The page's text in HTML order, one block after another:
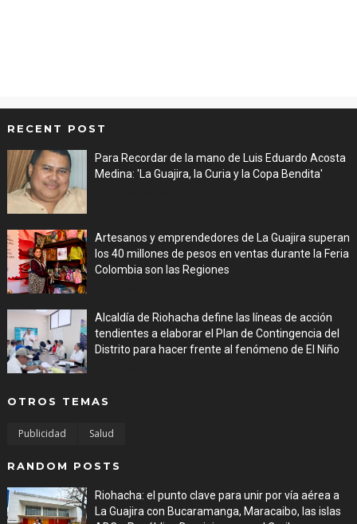
RECENT POST
Para Recordar de la mano de Luis Eduardo Acosta
Medina: 'La Guajira, la Curia y la Copa Bendita'
Artesanos y emprendedores de La Guajira superan
los 40 millones de pesos en ventas durante la Feria
Colombia son las Regiones
Alcaldía de Riohacha define las líneas de acción
tendientes a elaborar el Plan de Contingencia del
Distrito para hacer frente al fenómeno de El Niño
OTROS TEMAS
Publicidad Salud
RANDOM POSTS
Riohacha: el punto clave para unir por vía aérea a
La Guajira con Bucaramanga, Maracaibo, las islas